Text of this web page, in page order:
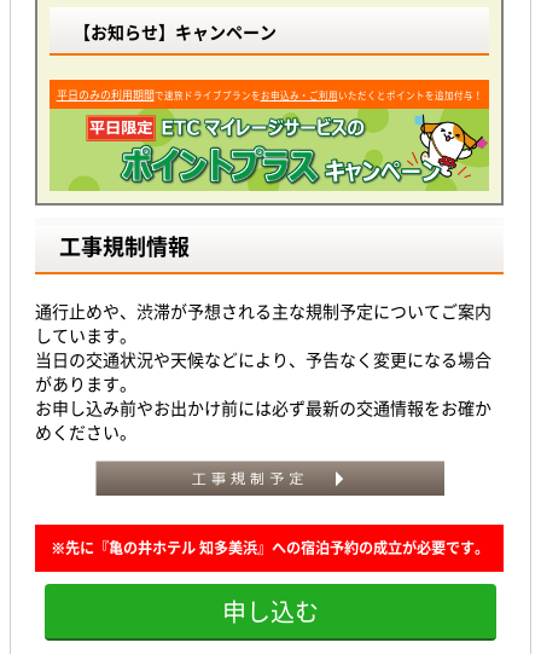
【お知らせ】キャンペーン
平日のみの利用期間で速旅ドライブプランをお申込み・ご利用いただくとポイントを追加付与！
工事規制情報
通行止めや、渋滞が予想される主な規制予定についてご案内
しています。
当日の交通状況や天候などにより、予告なく変更になる場合
があります。
お申し込み前やお出かけ前には必ず最新の交通情報をお確か
めください。
※先に『亀の井ホテル 知多美浜』への宿泊予約の成立が必要です。
申し込む